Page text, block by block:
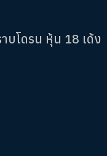
บโดรน หุ้น 18 เด้ง